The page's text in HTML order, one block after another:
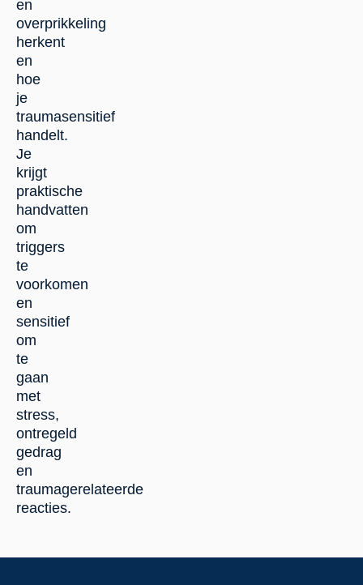
en
overprikkeling
herkent
en
hoe
je
traumasensitief
handelt.
Je
krijgt
praktische
handvatten
om
triggers
te
voorkomen
en
sensitief
om
te
gaan
met
stress,
ontregeld
gedrag
en
traumagerelateerde
reacties.